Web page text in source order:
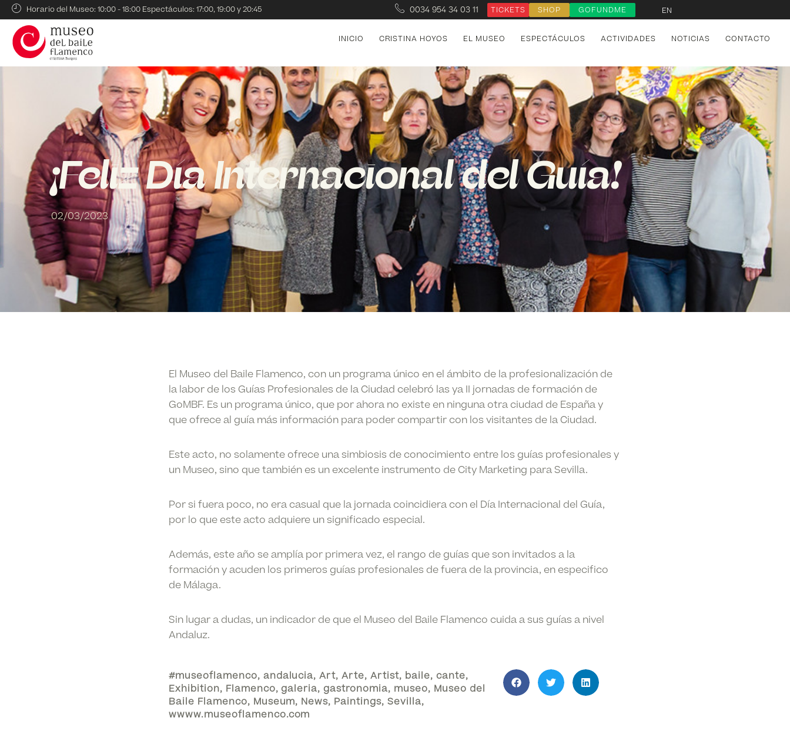
Horario del Museo: 10:00 - 18:00 Espectáculos: 17:00, 19:00 y 20:45 0034 954 34 03 11 TICKETS SHOP GOFUNDME EN
INICIO CRISTINA HOYOS EL MUSEO ESPECTÁCULOS ACTIVIDADES NOTICIAS CONTACTO
¡Feliz Día Internacional del Guía!
02/03/2023
El Museo del Baile Flamenco, con un programa único en el ámbito de la profesionalización de
la labor de los Guías Profesionales de la Ciudad celebró las ya II jornadas de formación de
GoMBF. Es un programa único, que por ahora no existe en ninguna otra ciudad de España y
que ofrece al guía más información para poder compartir con los visitantes de la Ciudad.
Este acto, no solamente ofrece una simbiosis de conocimiento entre los guías profesionales y
un Museo, sino que también es un excelente instrumento de City Marketing para Sevilla.
Por si fuera poco, no era casual que la jornada coincidiera con el Día Internacional del Guía,
por lo que este acto adquiere un significado especial.
Además, este año se amplía por primera vez, el rango de guías que son invitados a la
formación y acuden los primeros guías profesionales de fuera de la provincia, en especifico
de Málaga.
Sin lugar a dudas, un indicador de que el Museo del Baile Flamenco cuida a sus guías a nivel
Andaluz.
#museoflamenco, andalucia,Art,Arte,Artist, baile, cante,
Exhibition, Flamenco,galeria,gastronomia, museo, Museo del
Baile Flamenco, Museum, News, Paintings,Sevilla,
wwww.museoflamenco.com